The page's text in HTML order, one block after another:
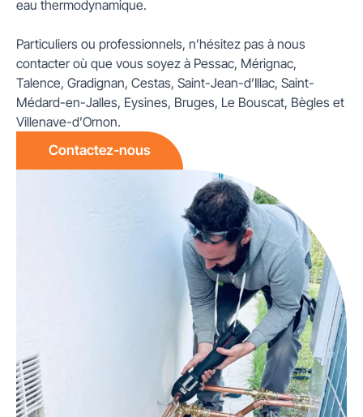
eau thermodynamique.
Particuliers ou professionnels, n’hésitez pas à nous
contacter où que vous soyez à Pessac, Mérignac,
Talence, Gradignan, Cestas, Saint-Jean-d’Illac, Saint-
Médard-en-Jalles, Eysines, Bruges, Le Bouscat, Bègles et
Villenave-d’Ornon.
Contactez-nous